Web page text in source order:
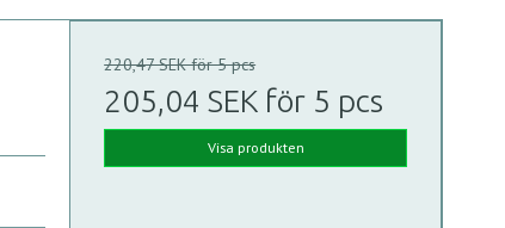
220,47 SEK för 5 pcs
205,04 SEK för 5 pcs
Visa produkten